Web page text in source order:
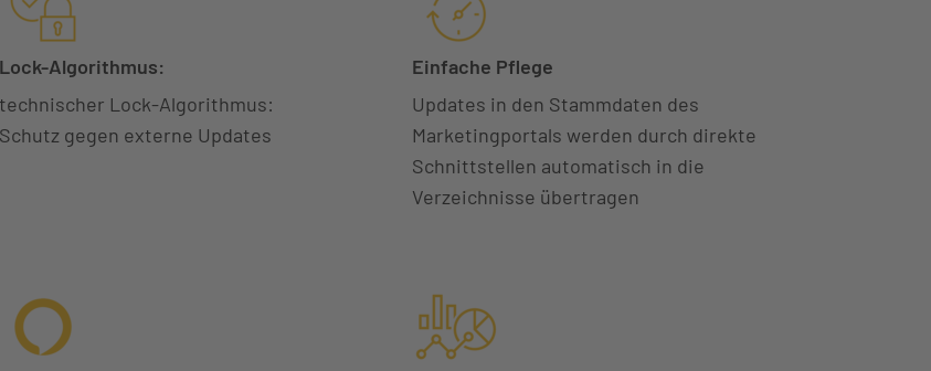
Lock-Algorithmus:
technischer Lock-Algorithmus:
Schutz gegen externe Updates
Einfache Pflege
Updates in den Stammdaten des
Marketingportals werden durch direkte
Schnittstellen automatisch in die
Verzeichnisse übertragen